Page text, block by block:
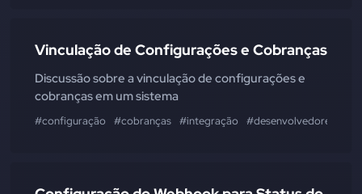
Vinculação de Configurações e Cobranças
Discussão sobre a vinculação de configurações e
cobranças em um sistema
#configuração #cobranças #integração #desenvolvedores